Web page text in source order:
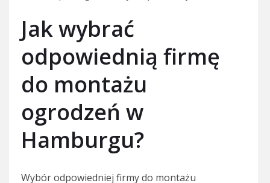
Jak wybrać
odpowiednią firmę
do montażu
ogrodzeń w
Hamburgu?
Wybór odpowiedniej firmy do montażu